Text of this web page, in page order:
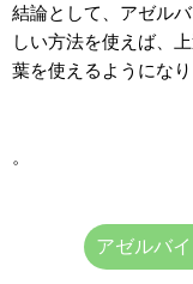
結論として、アゼル
しい方法を使えば、
葉を使えるようになり
。
アゼルバ